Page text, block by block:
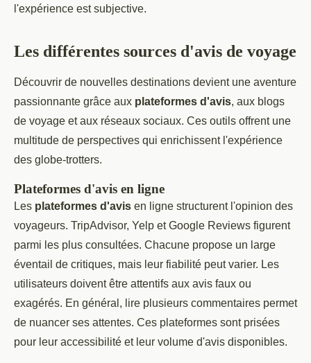
l'expérience est subjective.
Les différentes sources d'avis de voyage
Découvrir de nouvelles destinations devient une aventure
passionnante grâce aux plateformes d'avis, aux blogs
de voyage et aux réseaux sociaux. Ces outils offrent une
multitude de perspectives qui enrichissent l'expérience
des globe-trotters.
Plateformes d'avis en ligne
Les plateformes d'avis en ligne structurent l'opinion des
voyageurs. TripAdvisor, Yelp et Google Reviews figurent
parmi les plus consultées. Chacune propose un large
éventail de critiques, mais leur fiabilité peut varier. Les
utilisateurs doivent être attentifs aux avis faux ou
exagérés. En général, lire plusieurs commentaires permet
de nuancer ses attentes. Ces plateformes sont prisées
pour leur accessibilité et leur volume d'avis disponibles.